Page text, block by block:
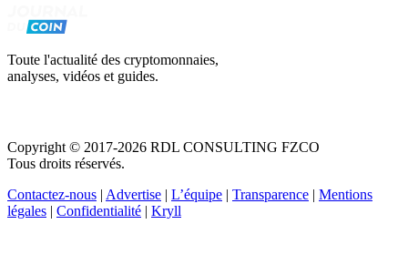
Toute l'actualité des cryptomonnaies,
analyses, vidéos et guides.
Copyright © 2017-2026 RDL CONSULTING FZCO
Tous droits réservés.
Contactez-nous | Advertise | L’équipe | Transparence | Mentions
légales | Confidentialité | Kryll